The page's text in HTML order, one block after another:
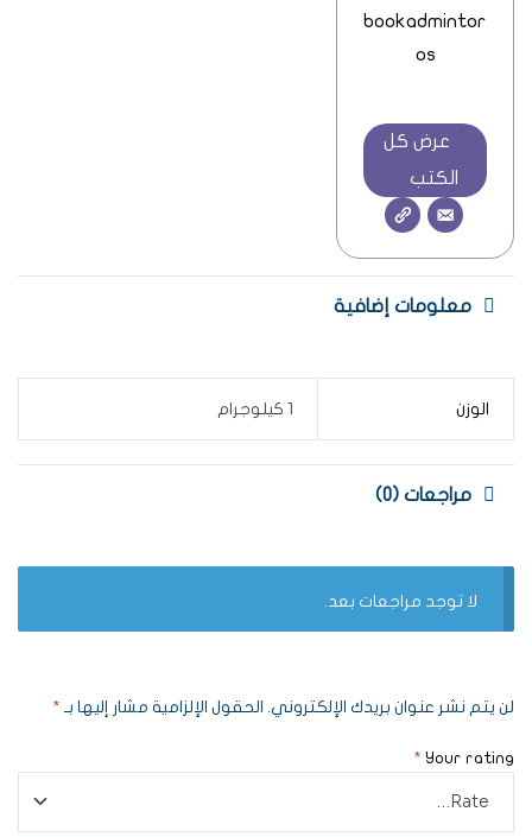
bookadmintor
os
عرض كل
الكتب
معلومات إضافية
الوزن 1 كيلوجرام
مراجعات (0)
لا توجد مراجعات بعد.
لن يتم نشر عنوان بريدك الإلكتروني. الحقول الإلزامية مشار إليها بـ *
Your rating
*